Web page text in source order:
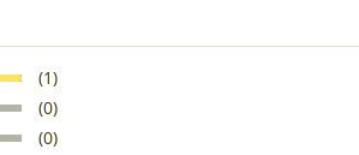
(1)
(0)
(0)